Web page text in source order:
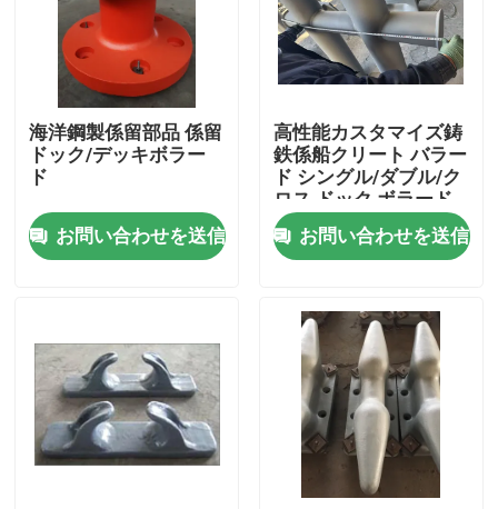
ホーム
企業情報
会社案内
海洋鋼製係留部品 係留
ドック/デッキボラー
ド
お問い合わせを送信
高性能カスタマイズ鋳
鉄係船クリート バラー
ド シングル/ダブル/ク
ロス ドック ボラード
お問い合わせを送信